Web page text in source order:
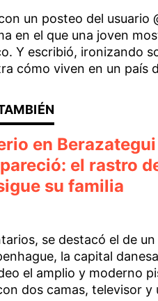
un posteo del usuario
en el que una joven
Y escribió, ironizando
cómo viven en un país
en
el rastro
su familia
se destacó el de
la capital
el amplio y moderno
dos camas, televisor